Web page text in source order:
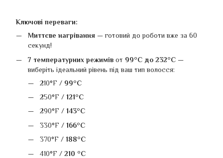
Ключові переваги:
Миттєве нагрівання — готовий до роботи вже за 60
секунд!
7 температурних режимів от 99°C до 232°C —
виберіть ідеальний рівень під ваш тип волосся:
210°F / 99°C
250°F / 121°C
290°F / 143°C
330°F / 166°C
370°F / 188°C
410°F / 210 °C